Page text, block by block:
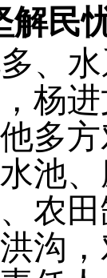
解民
、
杨
多
池
农
沟